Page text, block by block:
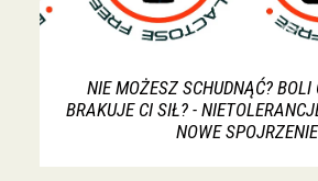
NIE MOŻESZ SCHUDNĄĆ? BOLI
BRAKUJE CI SIŁ? -
NOWE SPOJRZENIE